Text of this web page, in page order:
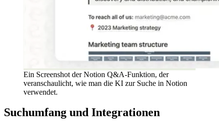
Ein Screenshot der Notion Q&A-Funktion, der
veranschaulicht, wie man die KI zur Suche in Notion
verwendet.
Suchumfang und Integrationen